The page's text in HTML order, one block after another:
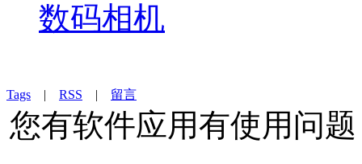
数码相机
Tags | RSS | 留言
您有软件应用有使用问